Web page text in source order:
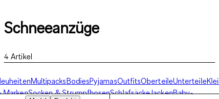
Schneeanzüge
4 Artikel
MultipacksBodiesPyjamasOutfitsOberteileUnterteile
MarkenSocken & StrumpfhosenSchlafsäckeJackenBaby-